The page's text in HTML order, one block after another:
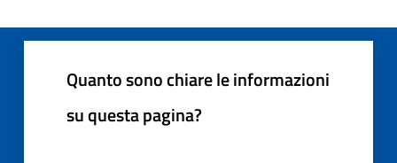
Quanto sono chiare le informazioni
su questa pagina?